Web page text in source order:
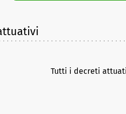
Tutti i decreti